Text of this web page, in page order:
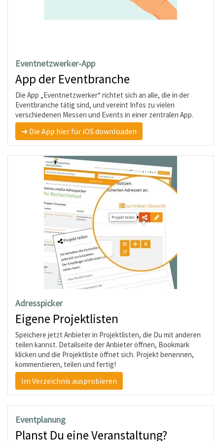
Eventnetzwerker-App
App der Eventbranche
Die App „Eventnetzwerker“ richtet sich an alle, die in der
Eventbranche tätig sind, und vereint Infos zu vielen
verschiedenen Messen und Events in einer zentralen App.
➜ Die App hier für iOS downloaden
Adresspicker
Eigene Projektlisten
Speichere jetzt Anbieter in Projektlisten, die Du mit anderen
teilen kannst. Detailseite der Anbieter öffnen, Bookmark
klicken und die Projektliste öffnet sich. Projekt benennen,
kommentieren, teilen und fertig!
Im Verzeichnis ausprobieren
Eventplanung
Planst Du eine Veranstaltung?